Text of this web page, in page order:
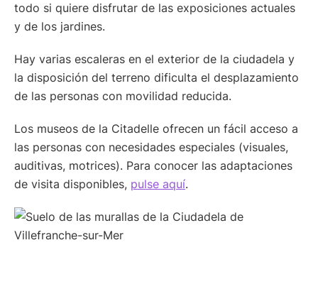
todo si quiere disfrutar de las exposiciones actuales
y de los jardines.
Hay varias escaleras en el exterior de la ciudadela y
la disposición del terreno dificulta el desplazamiento
de las personas con movilidad reducida.
Los museos de la Citadelle ofrecen un fácil acceso a
las personas con necesidades especiales (visuales,
auditivas, motrices). Para conocer las adaptaciones
de visita disponibles, pulse aquí.